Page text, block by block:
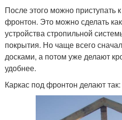
После этого можно приступать
фронтон. Это можно сделать
устройства стропильной
покрытия. Но чаще всего
досками, а потом уже делают
удобнее.
Каркас под фронтон делают так: